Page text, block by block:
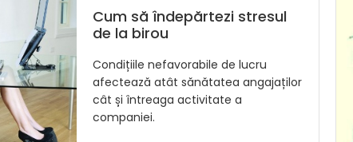
Cum să îndepărtezi stresul
de la birou
Condițiile nefavorabile de lucru
afectează atât sănătatea angajaților
cât și întreaga activitate a
companiei.